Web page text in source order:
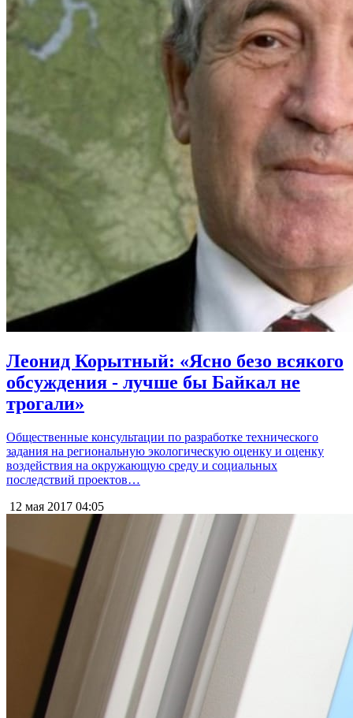
Леонид Корытный: «Ясно безо всякого
обсуждения - лучше бы Байкал не
трогали»
Общественные консультации по разработке технического
задания на региональную экологическую оценку и оценку
воздействия на окружающую среду и социальных
последствий проектов…
12 мая 2017 04:05